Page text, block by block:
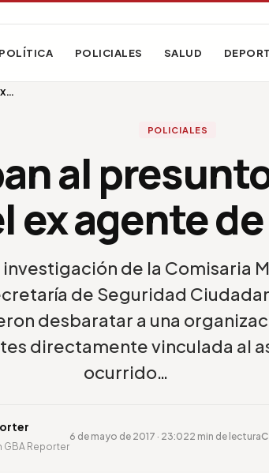
POLÍTICA POLICIALES SALUD
POLICIALES
al
ex agente de
de la Comisaria
de Seguridad
desbaratar a una
directamente vinculada al
ocurrido…
GBA Reporter
6 de mayo de 2017 · 23:022 min de lectura